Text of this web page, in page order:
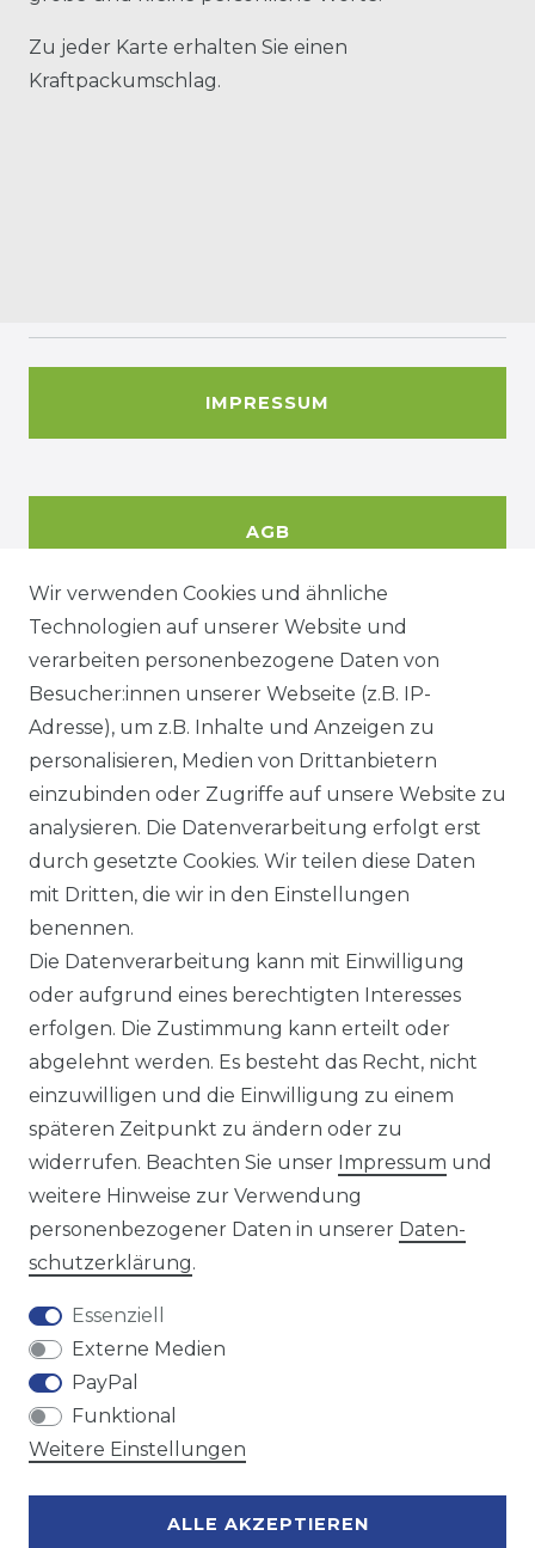
Zu jeder Karte erhalten Sie einen
Kraftpackumschlag.
IMPRESSUM
AGB
DATENSCHUTZERKÄRUNG
WIDERRUFSRECHT
KONTAKT
Sie sind Wiederverkäufer?
Sie erreichen uns unter :
https://avancarte.de/
oder telefonisch unter: 0421 - 434430
Wir versenden mit
Zahlungsmöglichkeiten
Wir verwenden Cookies und ähnliche
Technologien auf unserer Website und
verarbeiten personenbezogene Daten von
Besucher:innen unserer Webseite (z.B. IP-
Adresse), um z.B. Inhalte und Anzeigen zu
personalisieren, Medien von Drittanbietern
einzubinden oder Zugriffe auf unsere Website zu
analysieren. Die Datenverarbeitung erfolgt erst
durch gesetzte Cookies. Wir teilen diese Daten
mit Dritten, die wir in den Einstellungen
benennen.
Die Datenverarbeitung kann mit Einwilligung
oder aufgrund eines berechtigten Interesses
erfolgen. Die Zustimmung kann erteilt oder
abgelehnt werden. Es besteht das Recht, nicht
einzuwilligen und die Einwilligung zu einem
späteren Zeitpunkt zu ändern oder zu
widerrufen. Beachten Sie unser Impressum und
weitere Hinweise zur Verwendung
personenbezogener Daten in unserer Daten­
schutz­erklärung.
Essenziell
Externe Medien
PayPal
Funktional
Weitere Einstellungen
ALLE AKZEPTIEREN